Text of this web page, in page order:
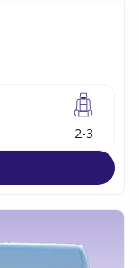
2-3